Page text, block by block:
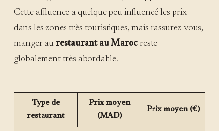
Cette affluence a quelque peu influencé les prix
dans les zones très touristiques, mais rassurez-vous,
manger au restaurant au Maroc reste
globalement très abordable.
Type de
restaurant
Prix moyen
(MAD)
Prix moyen (€)